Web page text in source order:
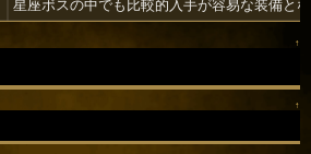
星座ボスの中でも比較的入手が容易な装備と
↑
↑